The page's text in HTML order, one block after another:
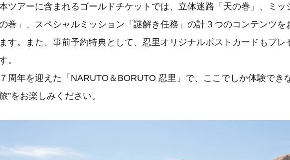
ツアーに含まれるゴールドチケットでは、立体迷路「天の巻」、ミッ
巻」、スペシャルミッション「謎解き任務」の計３つのコンテンツを
ます。また、事前予約特典として、忍里オリジナルポストカードもプレ
。
７周年を迎えた「NARUTO＆BORUTO 忍里」で、ここでしか体験でき
”をお楽しみください。